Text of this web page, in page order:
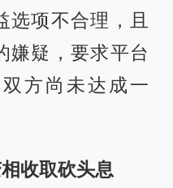
选项不合理，且
嫌疑，要求平台
方尚未达成一
收取砍头息